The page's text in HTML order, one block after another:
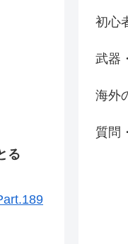
る
初心
武器
海外
質問